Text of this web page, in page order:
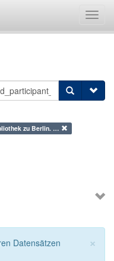
zu Berlin. …
×
Datensätzen